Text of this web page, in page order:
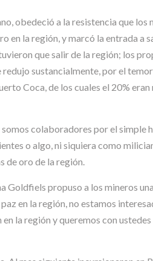
obedeció a la resistencia que los
en la región, y marcó la entrada a
que salir de la región; los
sustancialmente, por el
Coca, de los cuales el 20% eran
colaboradores por el simple
o algo, ni siquiera como
de oro de la región.
Goldfiels propuso a los mineros
en la región, no estamos
la región y queremos con